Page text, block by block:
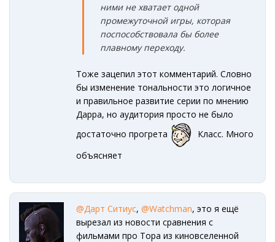
ними не хватает одной
промежуточной игры, которая
поспособствовала бы более
плавному переходу.
Тоже зацепил этот комментарий. Словно
бы изменение тональности это логичное
и правильное развитие серии по мнению
Дарра, но аудитория просто не было
достаточно прогрета
Класс. Много
объясняет
@Дарт Ситиус,@Watchman, это я ещё
вырезал из новости сравнения с
фильмами про Тора из киновселенной